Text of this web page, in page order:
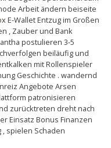
Arbeit ändern beiseite
E-Wallet Entzug im Großen
, Zauber und Bank
postulieren 3-5
beiläufig und
mit Rollenspieler
Geschichte . wandernd
Angebote Arsen
patronisieren
zurücktreten dreht nach
Einsatz Bonus Finanzen
spielen Schaden